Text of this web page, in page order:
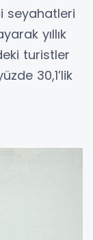
seyahatleri
yıllık
turistler
30,1’lik